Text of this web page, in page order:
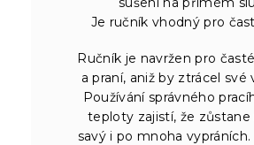
Je ručník vhodný pro
Ručník je navržen pro
a praní, aniž by ztrácel své
Používání správného
teploty zajistí, že zůstane
savý i po mnoha vypráních.